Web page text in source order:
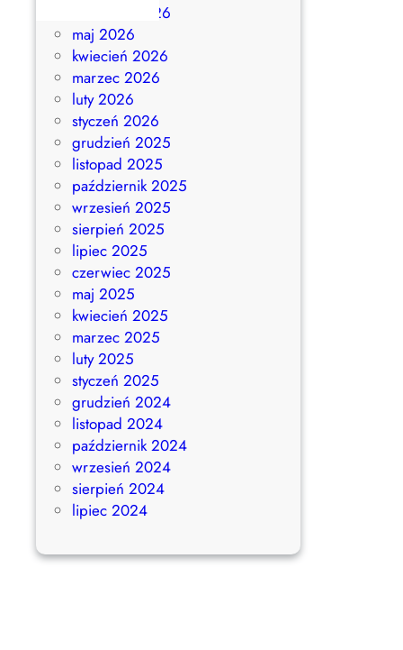
czerwiec 2026
maj 2026
kwiecień 2026
marzec 2026
luty 2026
styczeń 2026
grudzień 2025
listopad 2025
październik 2025
wrzesień 2025
sierpień 2025
lipiec 2025
czerwiec 2025
maj 2025
kwiecień 2025
marzec 2025
luty 2025
styczeń 2025
grudzień 2024
listopad 2024
październik 2024
wrzesień 2024
sierpień 2024
lipiec 2024